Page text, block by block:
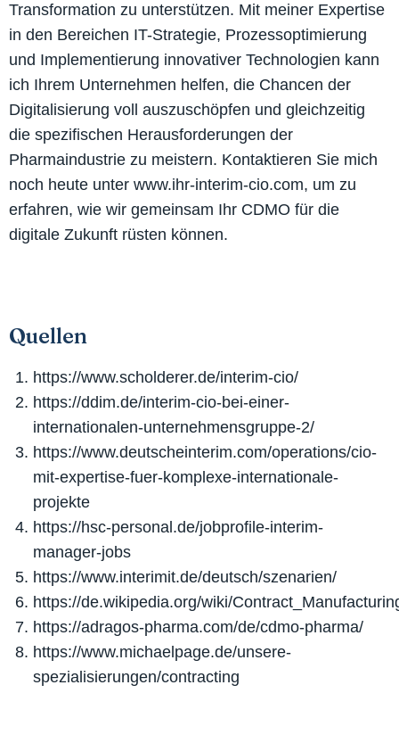
Transformation zu unterstützen. Mit meiner Expertise
in den Bereichen IT-Strategie, Prozessoptimierung
und Implementierung innovativer Technologien kann
ich Ihrem Unternehmen helfen, die Chancen der
Digitalisierung voll auszuschöpfen und gleichzeitig
die spezifischen Herausforderungen der
Pharmaindustrie zu meistern. Kontaktieren Sie mich
noch heute unter www.ihr-interim-cio.com, um zu
erfahren, wie wir gemeinsam Ihr CDMO für die
digitale Zukunft rüsten können.
Quellen
https://www.scholderer.de/interim-cio/
https://ddim.de/interim-cio-bei-einer-
internationalen-unternehmensgruppe-2/
https://www.deutscheinterim.com/operations/cio-
mit-expertise-fuer-komplexe-internationale-
projekte
https://hsc-personal.de/jobprofile-interim-
manager-jobs
https://www.interimit.de/deutsch/szenarien/
https://de.wikipedia.org/wiki/
https://adragos-pharma.com/de/cdmo-pharma/
https://www.michaelpage.de/unsere-
spezialisierungen/contracting